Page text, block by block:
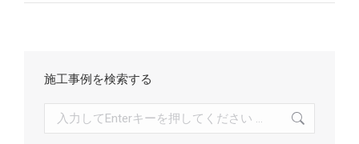
施工事例を検索する